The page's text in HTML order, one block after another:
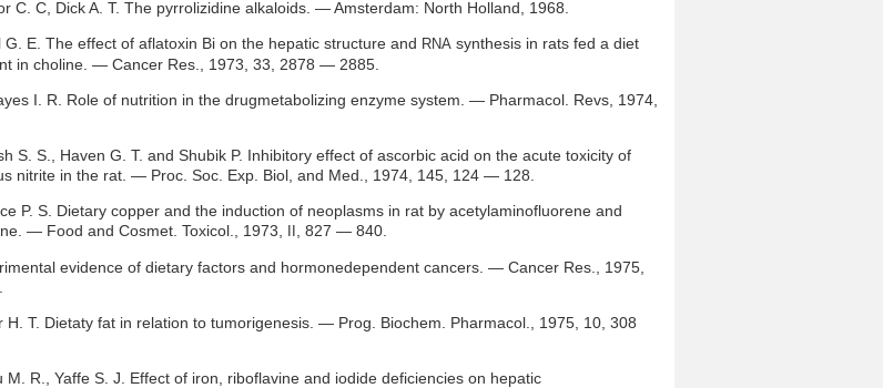
С. С, Dick A. T. The pyrrolizidine alkaloids. — Amsterdam: North Holland, 1968.
G. E. The effect of aflatoxin Bi on the hepatic structure and RNA synthesis in rats fed a diet
in choline. — Cancer Res., 1973, 33, 2878 — 2885.
I. R. Role of nutrition in the drugmetabolizing enzyme system. — Pharmacol. Revs, 1974,
S. S., Haven G. T. and Shubik P. Inhibitory effect of ascorbic acid on the acute toxicity of
nitrite in the rat. — Proc. Soc. Exp. Biol, and Med., 1974, 145, 124 — 128.
P. S. Dietary copper and the induction of neoplasms in rat by acetylaminofluorene and
— Food and Cosmet. Toxicol., 1973,
, 827 — 840.
evidence of dietary factors and hormonedependent cancers. — Cancer Res., 1975,
H. T. Dietaty fat in relation to tumorigenesis. — Prog. Biochem. Pharmacol., 1975, 10, 308
M. R., Yaffe S. J. Effect of iron, riboflavine and iodide deficiencies on hepatic